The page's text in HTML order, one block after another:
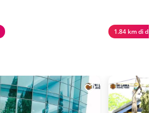
1.84 km di